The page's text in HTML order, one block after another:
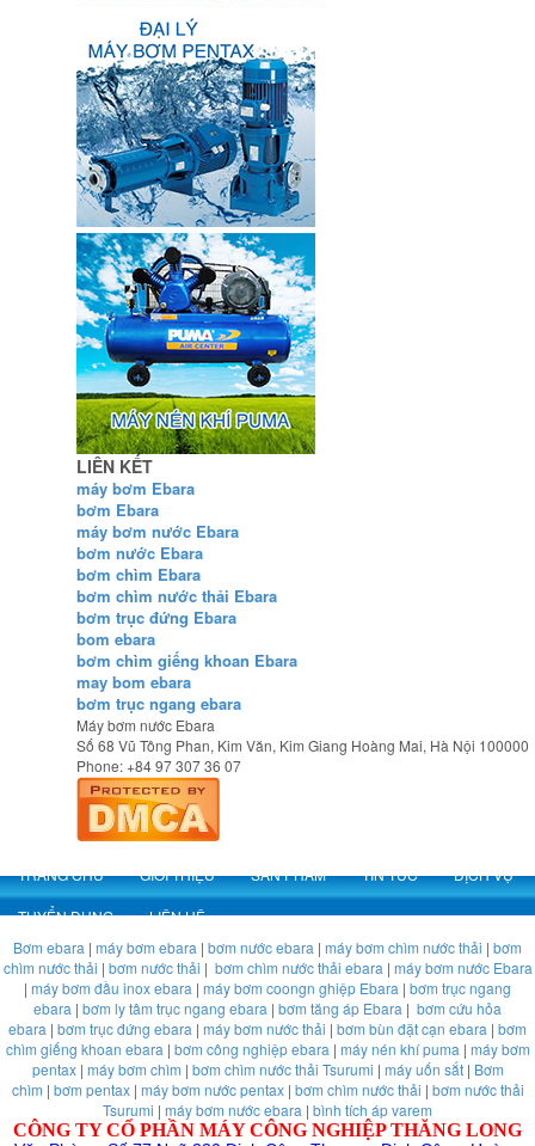
LIÊN KẾT
máy bơm Ebara
bơm Ebara
máy bơm nước Ebara
bơm nước Ebara
bơm chìm Ebara
bơm chìm nước thải Ebara
bơm trục đứng Ebara
bom ebara
bơm chìm giếng khoan Ebara
may bom ebara
bơm trục ngang ebara
Máy bơm nước Ebara
Số 68 Vũ Tông Phan, Kim Văn, Kim Giang Hoàng Mai, Hà Nội 100000
Phone:+84 97 307 36 07
TRANG CHỦ GIỚI THIỆU SẢN PHẨM TIN TỨC DỊCH VỤ
TUYỂN DỤNG
LIÊN HỆ
Bơm ebara | máy bơm ebara | bơm nước ebara | máy bơm chìm nước thải | bơm
chìm nước thải | bơm nước thải | bơm chìm nước thải ebara | máy bơm nước Ebara
| máy bơm đầu inox ebara | máy bơm coongn ghiệp Ebara | bơm trục ngang
ebara | bơm ly tâm trục ngang ebara | bơm tăng áp Ebara | bơm cứu hỏa
ebara | bơm trục đứng ebara | máy bơm nước thải | bơm bùn đặt cạn ebara | bơm
chìm giếng khoan ebara | bơm công nghiệp ebara | máy nén khí puma | máy bơm
pentax| máy bơm chìm | bơm chìm nước thải Tsurumi | máy uốn sắt| Bơm
chìm | bơm pentax| máy bơm nước pentax| bơm chìm nước thải | bơm nước thải
Tsurumi | máy bơm nước ebara | bình tích áp varem
CÔNG TY CỔ PHẦN MÁY CÔNG NGHIỆP THĂNG LONG